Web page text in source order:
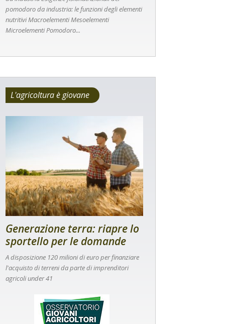
pomodoro da industria: le funzioni degli elementi
nutritivi Macroelementi Mesoelementi
Microelementi Pomodoro...
L'agricoltura è giovane
Generazione terra: riapre lo
sportello per le domande
A disposizione 120 milioni di euro per finanziare
l'acquisto di terreni da parte di imprenditori
agricoli under 41